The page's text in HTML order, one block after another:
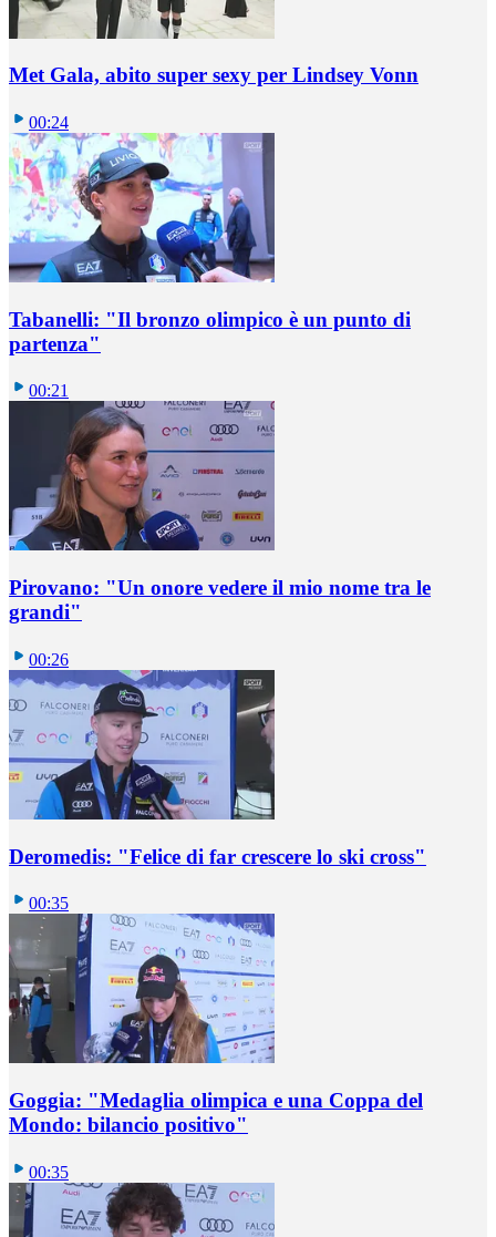
Met Gala, abito super sexy per Lindsey Vonn
00:24
Tabanelli: "Il bronzo olimpico è un punto di
partenza"
00:21
Pirovano: "Un onore vedere il mio nome tra le
grandi"
00:26
Deromedis: "Felice di far crescere lo ski cross"
00:35
Goggia: "Medaglia olimpica e una Coppa del
Mondo: bilancio positivo"
00:35